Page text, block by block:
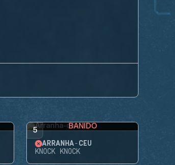
5 BANIDO
ARRANHA-CÉU
KNOCK KNOCK